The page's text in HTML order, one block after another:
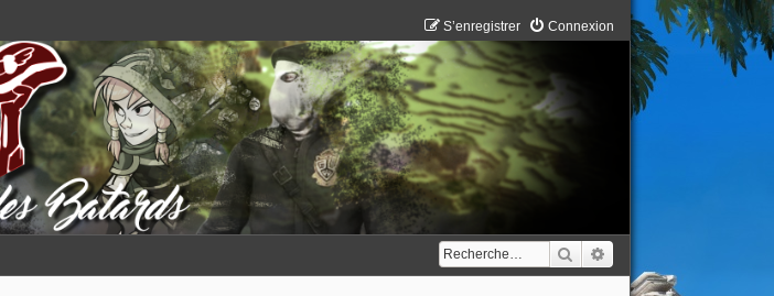
Connexion
S’enregistrer
Rechercher